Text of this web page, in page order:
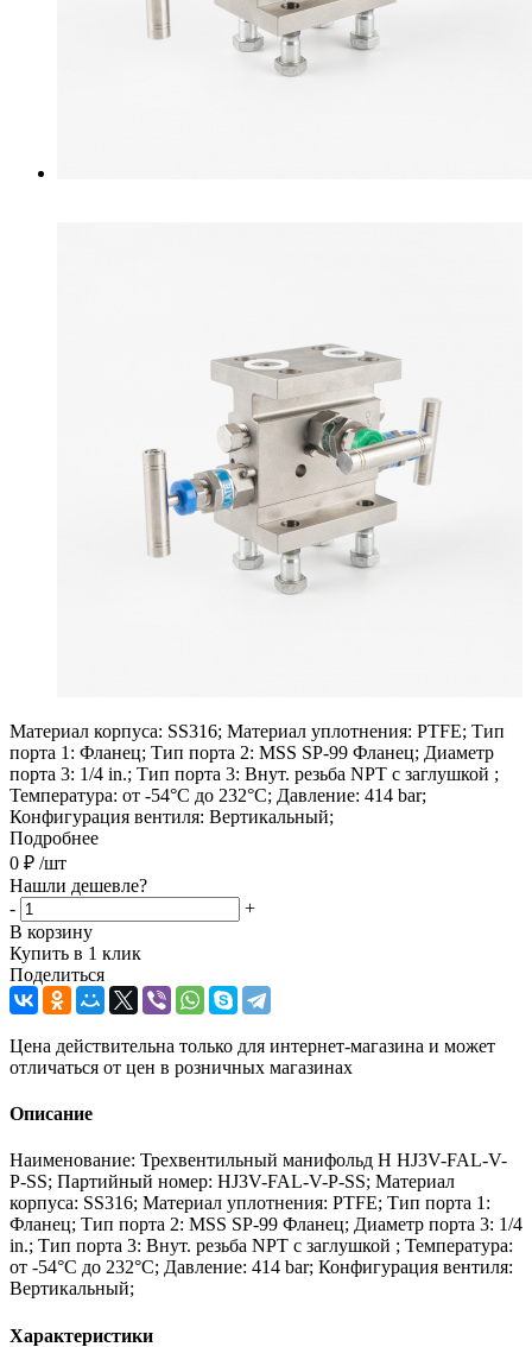
Материал корпуса: SS316; Материал уплотнения: PTFE; Тип
порта 1: Фланец; Тип порта 2: MSS SP-99 Фланец; Диаметр
порта 3: 1/4 in.; Тип порта 3: Внут. резьба NPT с заглушкой ;
Температура: от -54°C до 232°C; Давление: 414 bar;
Конфигурация вентиля: Вертикальный;
Подробнее
0 ₽ /шт
Нашли дешевле?
-
+
В корзину
Купить в 1 клик
Поделиться
Цена действительна только для интернет-магазина и может
отличаться от цен в розничных магазинах
Описание
Наименование: Трехвентильный манифольд H HJ3V-FAL-V-
P-SS; Партийный номер: HJ3V-FAL-V-P-SS; Материал
корпуса: SS316; Материал уплотнения: PTFE; Тип порта 1:
Фланец; Тип порта 2: MSS SP-99 Фланец; Диаметр порта 3: 1/4
in.; Тип порта 3: Внут. резьба NPT с заглушкой ; Температура:
от -54°C до 232°C; Давление: 414 bar; Конфигурация вентиля:
Вертикальный;
Характеристики